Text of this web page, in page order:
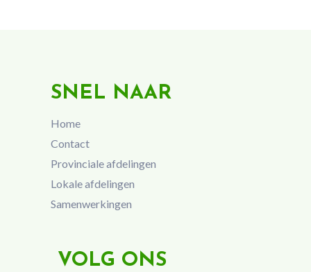
SNEL NAAR
Home
Contact
Provinciale afdelingen
Lokale afdelingen
Samenwerkingen
VOLG ONS